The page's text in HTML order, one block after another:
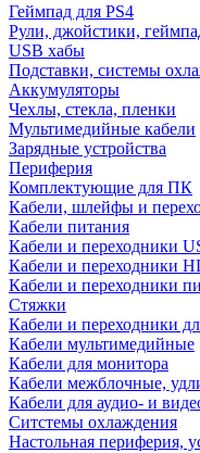
Геймпад для PS4
Рули, джойстики,
USB хабы
Подставки, системы
Аккумуляторы
Чехлы, стекла, пленки
Мультимедийные кабели
Зарядные устройства
Периферия
Комплектующие для ПК
Кабели, шлейфы и
Кабели питания
Кабели и переходники
Кабели и переходники
Кабели и переходники
Стяжки
Кабели и переходники
Кабели мультимедийные
Кабели для монитора
Кабели межблочные,
Кабели для аудио- и
Ситстемы охлаждения
Настольная периферия,